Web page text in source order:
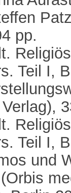
pp.
Teil I,
Teil I,
und